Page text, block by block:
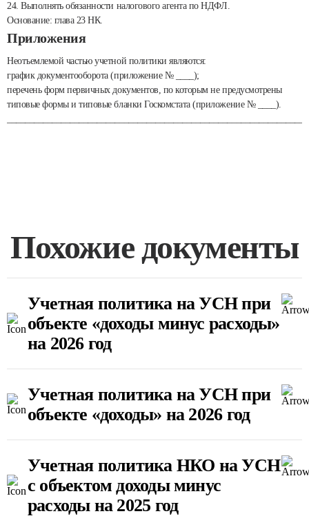
24. Выполнять обязанности налогового агента по НДФЛ.
Основание: глава 23 НК.
Приложения
Неотъемлемой частью учетной политики являются:
график документооборота (приложение № ____);
перечень форм первичных документов, по которым не предусмотрены
типовые формы и типовые бланки Госкомстата (приложение № ____).
Похожие документы
Учетная политика на УСН при
объекте «доходы минус расходы»
на 2026 год
Учетная политика на УСН при
объекте «доходы» на 2026 год
Учетная политика НКО на УСН
с объектом доходы минус
расходы на 2025 год